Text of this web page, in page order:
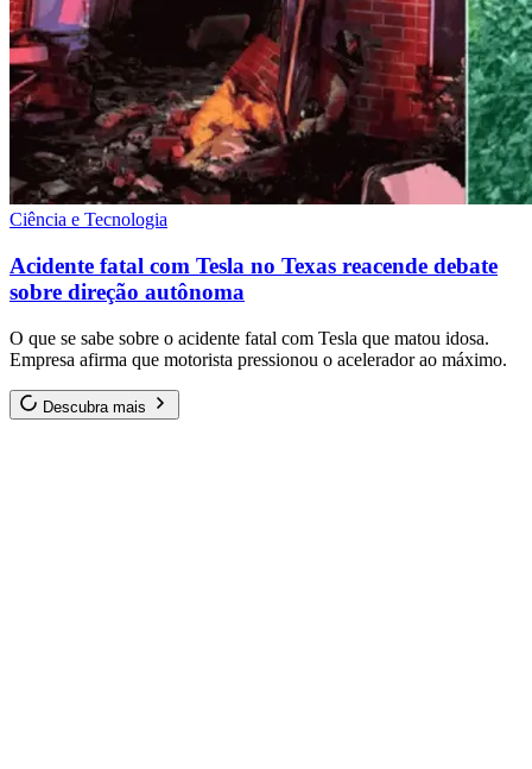
Ciência e Tecnologia
Acidente fatal com Tesla no Texas reacende debate
sobre direção autônoma
O que se sabe sobre o acidente fatal com Tesla que matou idosa.
Empresa afirma que motorista pressionou o acelerador ao máximo.
Descubra mais